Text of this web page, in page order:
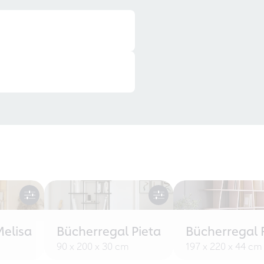
Bücherregal Pieta
90 x 200 x 30 cm
Bücherregal
197 x 220 x 44 cm